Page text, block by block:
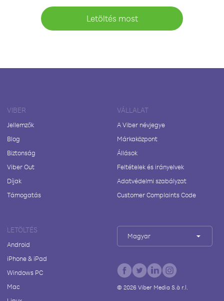
Letöltés most
VIBER
Jellemzők
Blog
Biztonság
Viber Out
Díjak
Támogatás
VÁLLALAT
A Viber névjegye
Márkaközpont
Állások
Feltételek és irányelvek
Adatvédelmi szabályzat
Customer Complaints Code
LETÖLTÉS
Android
iPhone & iPad
Windows PC
Mac
Magyar
© 2026Viber Media S.à r.l.